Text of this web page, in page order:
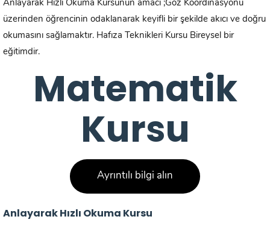
Anlayarak Hızlı Okuma Kursunun amacı ;Göz Koordinasyonu
üzerinden öğrencinin odaklanarak keyifli bir şekilde akıcı ve doğru
okumasını sağlamaktır. Hafıza Teknikleri Kursu Bireysel bir
eğitimdir.
Matematik
Kursu
Ayrıntılı bilgi alın
Anlayarak Hızlı Okuma Kursu